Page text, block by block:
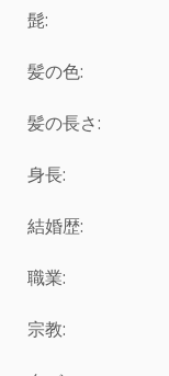
髭:
髪の色:
髪の長さ:
身長:
結婚歴:
職業:
宗教: